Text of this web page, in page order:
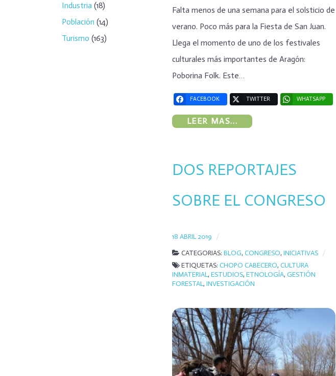
Industria (18)
Población (14)
Turismo (163)
Falta menos de una semana para el solsticio de
verano. Poco más para la Fiesta de San Juan.
Llega el momento de uno de los festivales
culturales más importantes de Aragón:
Poborina Folk. Este…
FACEBOOK TWITTER WHATSAPP
LEER MAS...
DOS REPORTAJES
SOBRE EL CONGRESO
18 ABRIL 2019
CATEGORIAS: BLOG, CONGRESO, INICIATIVAS
ETIQUETAS: CHOPO CABECERO, CULTURA
INMATERIAL, ESTUDIOS, ETNOLOGÍA, GESTIÓN
FORESTAL, INVESTIGACIÓN